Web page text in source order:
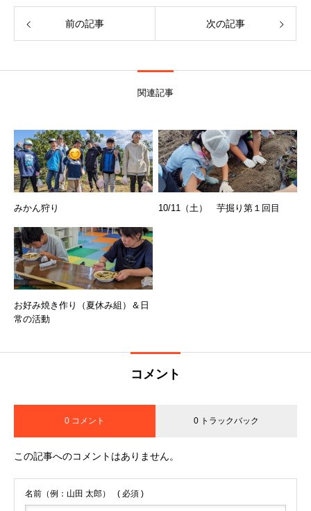
前の記事 次の記事
関連記事
みかん狩り 10/11（土） 芋掘り第１回目
お好み焼き作り（夏休み組）＆日
常の活動
コメント
0 コメント 0 トラックバック
この記事へのコメントはありません。
名前（例：山田 太郎） ( 必須 )